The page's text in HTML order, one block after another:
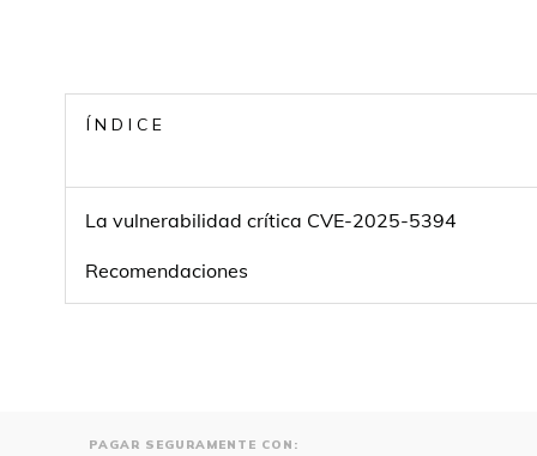
ÍNDICE
La vulnerabilidad crítica CVE-2025-5394
Recomendaciones
PAGAR SEGURAMENTE CON: